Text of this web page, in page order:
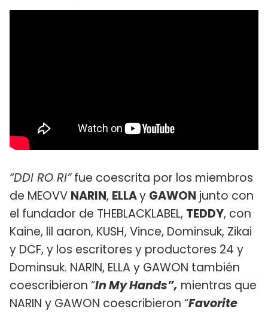
“DDI RO RI”fue coescrita por los miembros
de MEOVV NARIN, ELLAy GAWON junto con
el fundador de THEBLACKLABEL, TEDDY, con
Kaine, lil aaron, KUSH, Vince, Dominsuk, Zikai
y DCF, y los escritores y productores 24 y
Dominsuk. NARIN, ELLA y GAWON también
coescribieron “In My Hands”, mientras que
NARIN y GAWON coescribieron “Favorite